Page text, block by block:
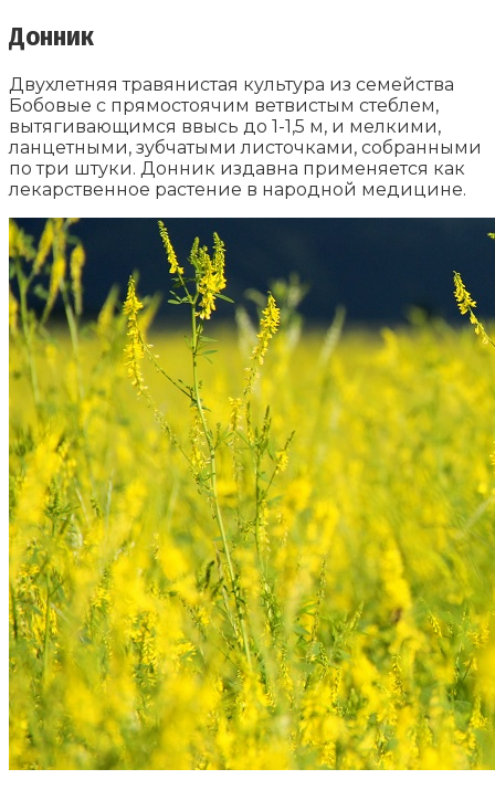
Донник
Двухлетняя травянистая культура из семейства
Бобовые с прямостоячим ветвистым стеблем,
вытягивающимся ввысь до 1-1,5 м, и мелкими,
ланцетными, зубчатыми листочками, собранными
по три штуки. Донник издавна применяется как
лекарственное растение в народной медицине.